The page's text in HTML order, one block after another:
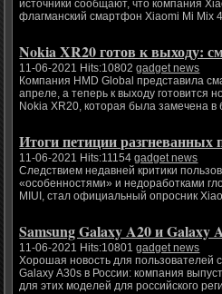
источники сообщают, что компания
флагманский смартфон Xiaomi Mi Mix
Nokia XR20 готов к выходу:
11-06-2021 Hits:10802gadget news
Компания HMD Global представила
апреле, а теперь к выходу готовится
Nokia XR20, которая была замечена в
Итоги петиции
11-06-2021 Hits:11154gadget news
Следствием недавней критики
«особенностями» и недоработками
MIUI, стал официальный опросник
Samsung Galaxy A20 и Galaxy
11-06-2021 Hits:10801gadget news
Хорошая новость для пользователей
Galaxy A30s в России: компания
для этих моделей для российского